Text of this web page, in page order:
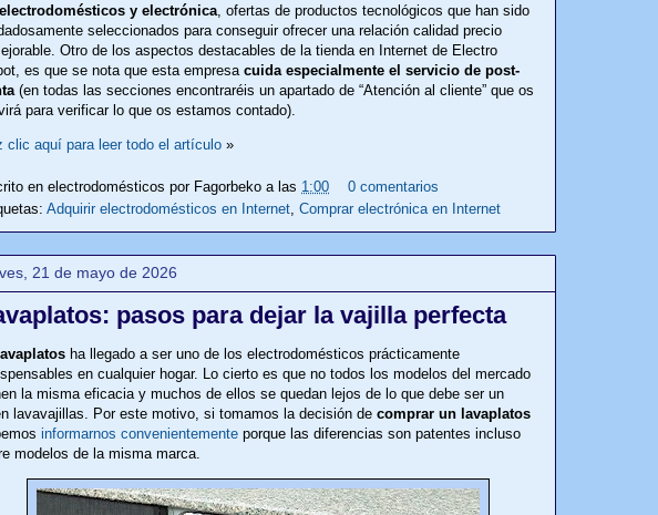
y electrónica , ofertas de productos tecnológicos que han sido
seleccionados para conseguir ofrecer una relación calidad precio
Otro de los aspectos destacables de la tienda en Internet de Electro
es que se nota que esta empresa cuida especialmente el servicio de post-
(en todas las secciones encontraréis un apartado de “Atención al cliente” que os
para verificar lo que os estamos contado).
clic aquí para leer todo el artículo »
en electrodomésticos por Fagorbeko a las 1:00
0 comentarios
Adquirir electrodomésticos en Internet, Comprar electrónica en Internet
21 de mayo de 2026
pasos para dejar la vajilla perfecta
lavaplatos ha llegado a ser uno de los electrodomésticos prácticamente
en cualquier hogar. Lo cierto es que no todos los modelos del mercado
la misma eficacia y muchos de ellos se quedan lejos de lo que debe ser un
lavavajillas. Por este motivo, si tomamos la decisión de comprar un lavaplatos
informarnos convenientemente porque las diferencias son patentes incluso
modelos de la misma marca.